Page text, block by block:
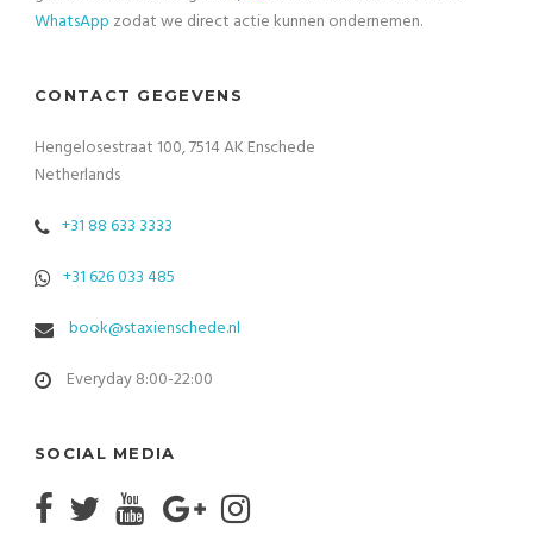
WhatsApp zodat we direct actie kunnen ondernemen.
CONTACT GEGEVENS
Hengelosestraat 100, 7514 AK Enschede
Netherlands
+31 88 633 3333
+31 626 033 485
book@staxienschede.nl
Everyday 8:00-22:00
SOCIAL MEDIA